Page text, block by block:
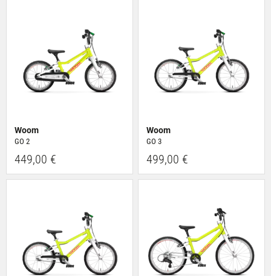
Woom
GO 2
449,00 €
Woom
GO 3
499,00 €